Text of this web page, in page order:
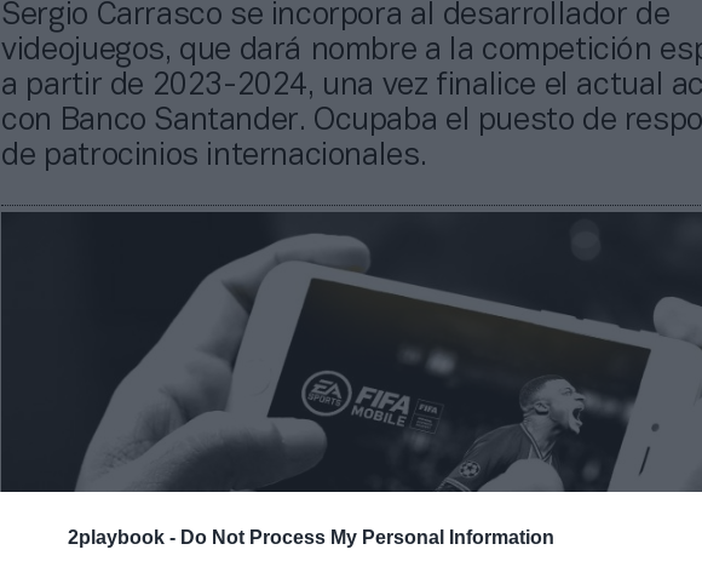
2playbook - Do Not Process My Personal Information
Sergio Carrasco se incorpora al desarrollador de
videojuegos, que dará nombre a la competición
a partir de 2023-2024, una vez finalice el actual
con Banco Santander. Ocupaba el puesto de
de patrocinios internacionales.